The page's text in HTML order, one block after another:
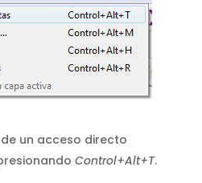
un acceso directo
Control+Alt+T.